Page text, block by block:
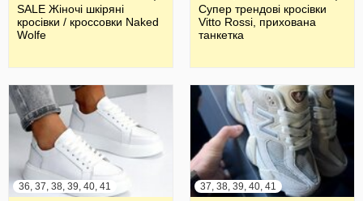
SALE Жіночі шкіряні
кросівки / кроссовки Naked
Wolfe
Супер трендові кросівки
Vitto Rossi, прихована
танкетка
36, 37, 38, 39, 40, 41 37, 38, 39, 40, 41